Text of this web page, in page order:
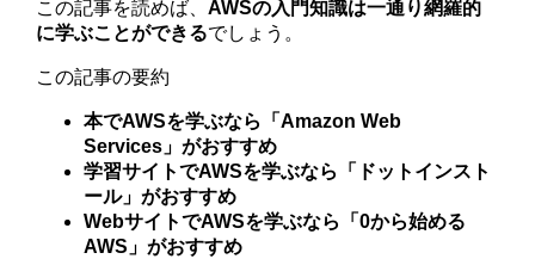
この記事を読めば、AWSの入門知識は一通り網羅的
に学ぶことができるでしょう。
この記事の要約
本でAWSを学ぶなら「Amazon Web
Services」がおすすめ
学習サイトでAWSを学ぶなら「ドットインスト
ール」がおすすめ
WebサイトでAWSを学ぶなら「0から始める
AWS」がおすすめ